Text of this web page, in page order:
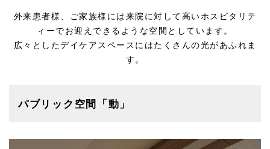
外来患者様、ご家族様には来院に対して高いホスピタリテ
ィーでお迎えできるような空間としています。
広々としたデイケアスペースにはたくさんの光があふれま
す。
パブリック空間「動」